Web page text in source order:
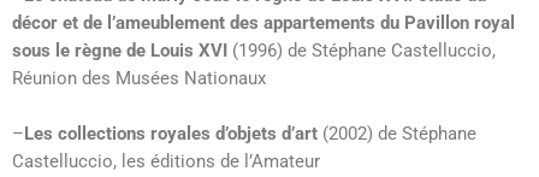
décor et de l’ameublement des appartements du Pavillon royal
sous le règne de Louis XVI (1996) de Stéphane Castelluccio,
Réunion des Musées Nationaux
–Les collections royales d’objets d’art (2002) de Stéphane
Castelluccio, les éditions de l’Amateur